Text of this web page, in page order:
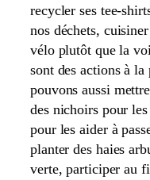
recycler ses tee-
nos déchets,
vélo plutôt que la
sont des actions à
pouvons aussi
des nichoirs pour
pour les aider à
planter des haies
verte, participer au